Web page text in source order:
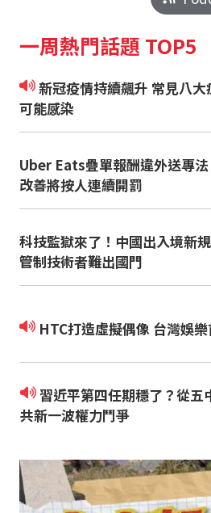
一周熱門話題 TOP5
新冠疫情持續飆升 常見八大症狀 沒發燒也
可能感染
Uber Eats疊單報酬違外送專
改善將按人連續開罰
科技監獄來了！中國出入境新
管制技術者難出國門
HTC打造虛擬偶像 台灣娛
習近平第四任期穩了？從五中全會解析中
共新一波權力鬥爭